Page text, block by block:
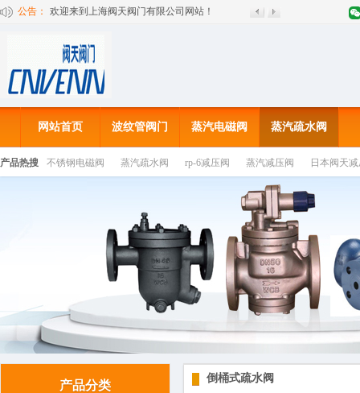
公告：
欢迎来到上海阀天阀门有限公司网站！
网站首页 波纹管阀门 蒸汽电磁阀 蒸汽疏水阀
产品热搜 不锈钢电磁阀 蒸汽疏水阀 rp-6减压阀 蒸汽减压阀 日本阀天
产品分类
倒桶式疏水阀